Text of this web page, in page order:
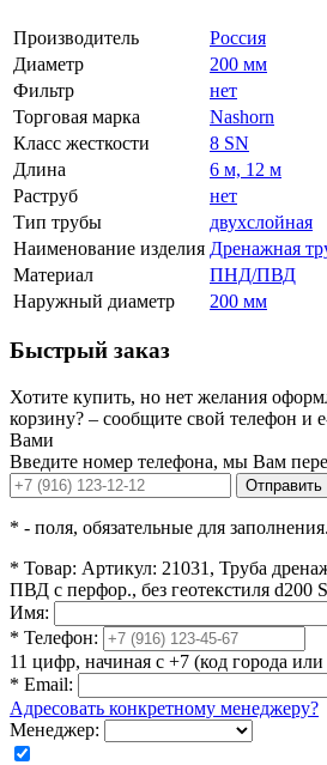
Производитель
Россия
Диаметр
200 мм
Фильтр
нет
Торговая марка
Nashorn
Класс жесткости
8 SN
Длина
6 м, 12 м
Раструб
нет
Тип трубы
двухслойная
Наименование изделия Дренажная
Материал
ПНД/ПВД
Наружный диаметр
200 мм
Быстрый заказ
Хотите купить, но нет желания
корзину? – сообщите свой телефон и
Вами
Введите номер телефона, мы Вам
Отправить
* - поля, обязательные для заполнения.
* Товар: Артикул: 21031, Труба
ПВД с перфор., без геотекстиля d200
Имя:
* Телефон:
11 цифр, начиная с +7 (код города или
* Email:
Адресовать конкретному менеджеру?
Менеджер: